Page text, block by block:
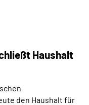
Haushalt
den Haushalt für